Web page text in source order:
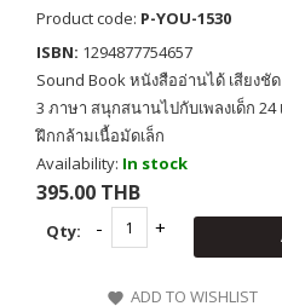
Product code: P-YOU-1530
ISBN: 1294877754657
Sound Book หนังสืออ่านได้ เสียงชั
3 ภาษา สนุกสนานไปกับเพลงเด็ก
ฝึกกล้ามเนื้อมัดเล็ก
Availability: In stock
395.00 THB
Qty:
ADD TO WISHLIST